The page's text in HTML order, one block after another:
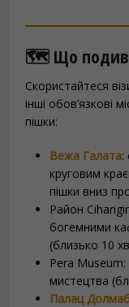
🗺️ Що
Скористайтеся
інші обов’язкові
пішки:
Вежа Галата:
круговим
пішки вниз
Район
богемними
(близько 10
Pera Museum:
мистецтва
Палац